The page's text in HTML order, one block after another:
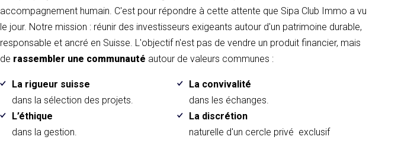
accompagnement humain. C'est pour répondre à cette attente que Sipa Club Immo a vu
le jour. Notre mission : réunir des investisseurs exigeants autour d'un patrimoine durable,
responsable et ancré en Suisse. L'objectif n'est pas de vendre un produit financier, mais
de rassembler une communauté autour de valeurs communes :
La rigueur suisse
dans la sélection des projets.
La convivalité
dans les échanges.
L’éthique
dans la gestion.
La discrétion
naturelle d'un cercle privé exclusif